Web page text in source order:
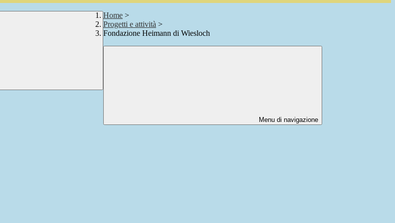
Home >
Progetti e attività >
Fondazione Heimann di Wiesloch
Menu di navigazione